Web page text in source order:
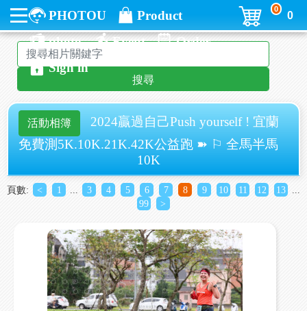
PHOTOU
Product
photo
Event
Order
Sign in
0
0
搜尋
活動相簿
2024贏過自己Push yourself ! 宜蘭
免費測5K.10K.21K.42K公益跑 ➽ ⚐ 全馬半馬
10K
頁數: < 1 3 4 5 6 7 8 9 10 11 12 13
99
>